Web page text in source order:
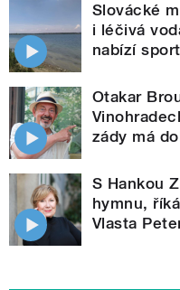
Slovácké
i léčivá
nabízí
Otakar
zády má
S Hankou
hymnu,
Vlasta